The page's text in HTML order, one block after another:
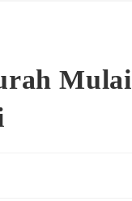
Mulai